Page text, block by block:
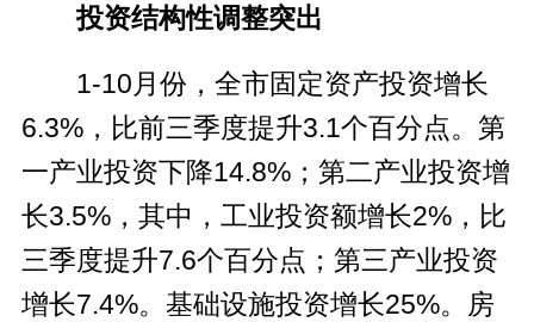
投资结构性调整突出
1-10月份，全市固定资产投资增长
6.3%，比前三季度提升3.1个百分点。第
一产业投资下降14.8%；第二产业投资增
长3.5%，其中，工业投资额增长2%，比
三季度提升7.6个百分点；第三产业投资
增长7.4%。基础设施投资增长25%。房